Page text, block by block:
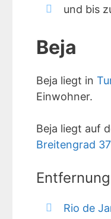
und bis
Beja
Beja liegt in
Einwohner.
Beja liegt auf
Breitengrad 37
Rio de